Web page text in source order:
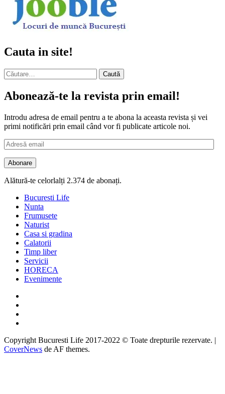
Cauta in site!
Caută
după:
Abonează-te la revista prin email!
Introdu adresa de email pentru a te abona la aceasta revista și vei
primi notificări prin email când vor fi publicate articole noi.
Adresă
email
Abonare
Alătură-te celorlalți 2.374 de abonați.
Bucuresti Life
Nunta
Frumusete
Naturist
Casa si gradina
Calatorii
Timp liber
Servicii
HORECA
Evenimente
Copyright Bucuresti Life 2017-2022 © Toate drepturile rezervate. |
CoverNews de AF themes.